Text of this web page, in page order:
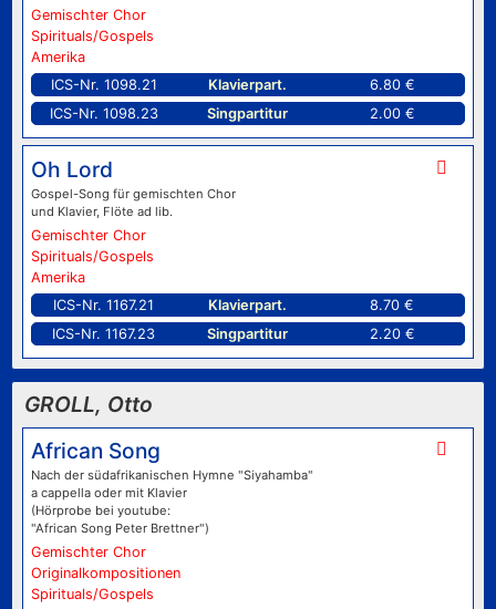
Gemischter Chor
Spirituals/Gospels
Amerika
ICS-Nr. 1098.21
Klavierpart.
6.80 €
ICS-Nr. 1098.23
Singpartitur 2.00 €
Oh Lord
Gospel-Song für gemischten Chor
und Klavier, Flöte ad lib.
Gemischter Chor
Spirituals/Gospels
Amerika
ICS-Nr. 1167.21
Klavierpart.
8.70 €
ICS-Nr. 1167.23
Singpartitur 2.20 €
GROLL, Otto
African Song
Nach der südafrikanischen Hymne "Siyahamba"
a cappella oder mit Klavier
(Hörprobe bei youtube:
"African Song Peter Brettner")
Gemischter Chor
Originalkompositionen
Spirituals/Gospels